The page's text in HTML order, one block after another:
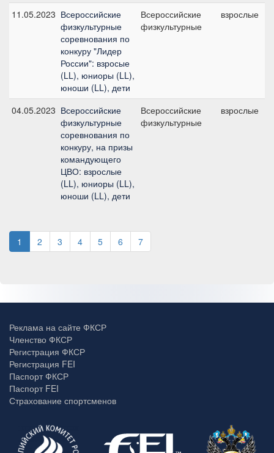
11.05.2023 Всероссийские
физкультурные
соревнования по
конкуру "Лидер
России": взросые
(LL), юниоры (LL),
юноши (LL), дети
Всероссийские
физкультурные
взрослые
04.05.2023 Всероссийские
физкультурные
соревнования по
конкуру, на призы
командующего
ЦВО: взрослые
(LL), юниоры (LL),
юноши (LL), дети
Всероссийские
физкультурные
взрослые
1 2 3 4 5 6 7
Реклама на сайте ФКСР
Членство ФКСР
Регистрация ФКСР
Регистрация FEI
Паспорт ФКСР
Паспорт FEI
Страхование спортсменов